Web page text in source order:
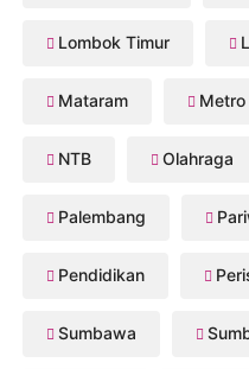
Lombok Timur
Mataram Metro
NTB Olahraga
Palembang
Pendidikan
Sumbawa